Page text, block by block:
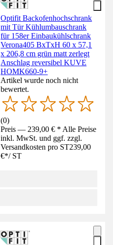
Optifit Backofenhochschrank
mit Tür Kühlumbauschrank
für 158er Einbaukühlschrank
Verona405 BxTxH 60 x 57,1
x 206,8 cm grün matt zerlegt
Anschlag reversibel KUVE
HOMK660-9+
Artikel wurde noch nicht
bewertet.
(0)
Preis — 239,00 € * Alle Preise
inkl. MwSt. und ggf. zzgl.
Versandkosten pro ST239,00
€*/ ST